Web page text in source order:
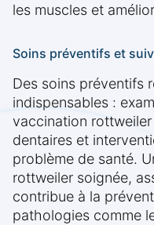
les muscles et
Soins préventifs et
Des soins préventifs
indispensables :
vaccination
dentaires et
problème de santé.
rottweiler soignée,
contribue à la
pathologies comme